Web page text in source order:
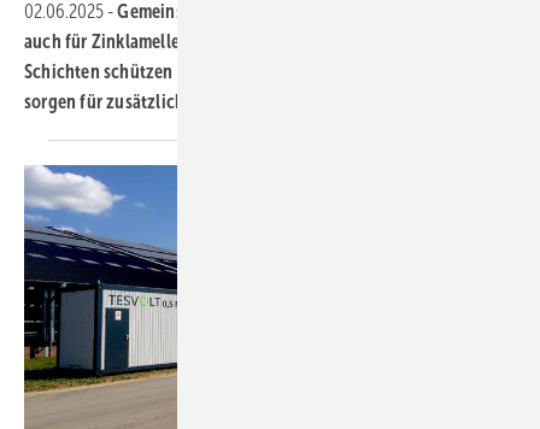
02.06.2025 -Gemeinsam funktioniert es noch besser – das gilt
auch für Zinklamellensysteme Zwei optimal abgestimmte
Schichten schützen Stahlbauteile zuverlässig vor Korrosion und
sorgen für zusätzliche